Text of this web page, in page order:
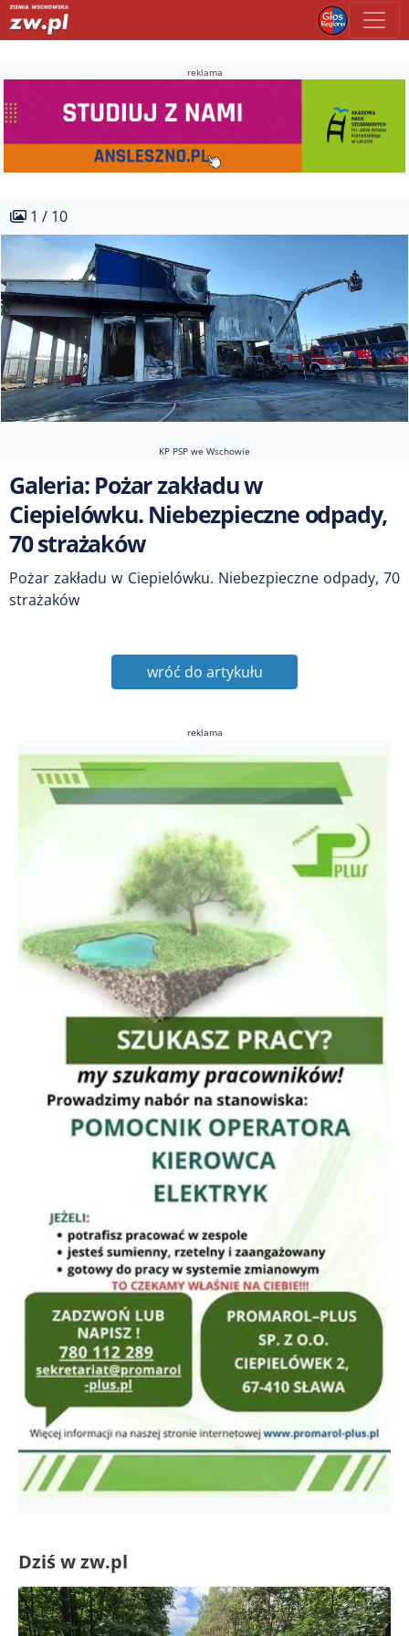
reklama
1 / 10
KP PSP we Wschowie
Galeria: Pożar zakładu w
Ciepielówku. Niebezpieczne odpady,
70 strażaków
Pożar zakładu w Ciepielówku. Niebezpieczne odpady, 70
strażaków
wróć do artykułu
reklama
Dziś w zw.pl